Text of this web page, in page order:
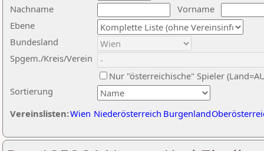
Nachname
Vorname
Ebene
Sortierung
Bundesland
Spgem./Kreis/Verein
Nur "österreichische" Spieler
Vereinslisten:Wien Niederösterreich Burgenland